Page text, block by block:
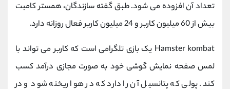
تعداد آن افزوده می شود. طبق گفته سازندگان، همستر کامبت
بیش از 60 میلیون کاربر و 24 میلیون کاربر فعال روزانه دارد.
Hamster kombat یک بازی تلگرامی است که کاربر می تواند با
لمس صفحه نمایش گوشی خود به صورت مجازی درآمد کسب
کند. پولی که پتانسیل آن را دارد که در هوا ریخته شود و در